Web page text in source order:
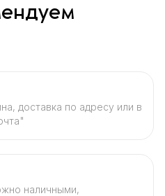
доставка по адресу или в
наличными,